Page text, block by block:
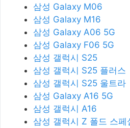
삼성 Galaxy M06
삼성 Galaxy M16
삼성 Galaxy A06 5G
삼성 Galaxy F06 5G
삼성 갤럭시 S25
삼성 갤럭시 S25 플러스
삼성 갤럭시 S25 울트라
삼성 Galaxy A16 5G
삼성 갤럭시 A16
삼성 갤럭시 Z 폴드 스페